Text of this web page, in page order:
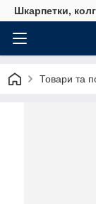
Шкарпетки,
Товари та